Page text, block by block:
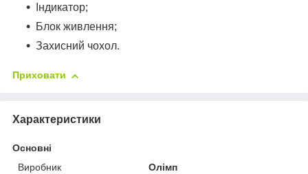
Індикатор;
Блок живлення;
Захисний чохол.
Приховати
Характеристики
Основні
Виробник
Олімп